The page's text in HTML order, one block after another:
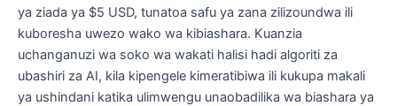
ya ziada ya $5 USD, tunatoa safu ya zana zilizoundwa ili
kuboresha uwezo wako wa kibiashara. Kuanzia
uchanganuzi wa soko wa wakati halisi hadi algoriti za
ubashiri za AI, kila kipengele kimeratibiwa ili kukupa makali
ya ushindani katika ulimwengu unaobadilika wa biashara ya